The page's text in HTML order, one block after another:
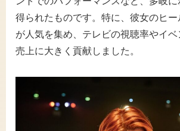
得られたものです。特に、彼女のヒ
が人気を集め、テレビの視聴率やイベ
売上に大きく貢献しました。